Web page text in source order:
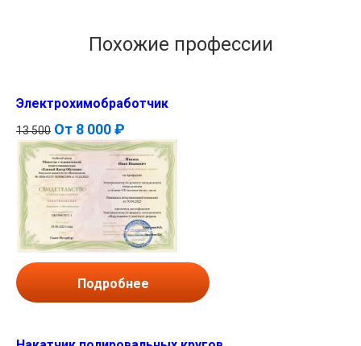
Похожие профессии
Электрохимобработчик
13 500 От 8 000 ₽
Подробнее